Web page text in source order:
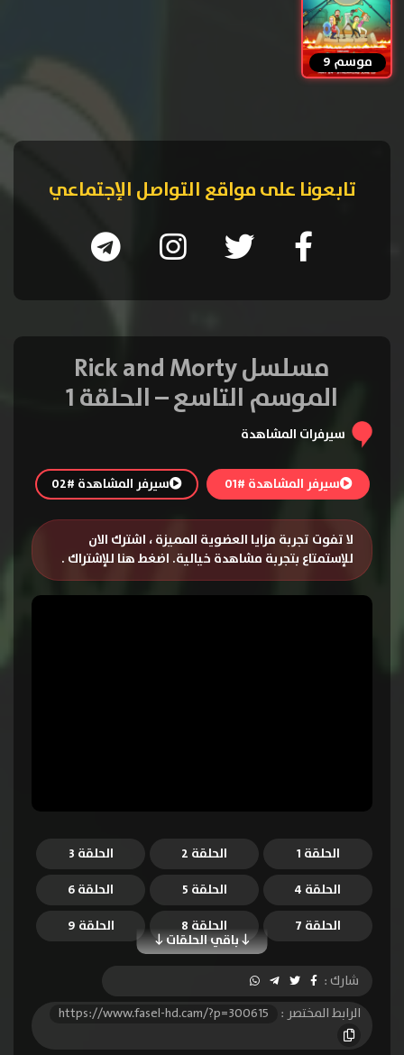
موسم 9
تابعونا على مواقع التواصل الإجتماعي
مسلسل Rick and Morty
الموسم التاسع – الحلقة 1
سيرفرات المشاهدة
سيرفر المشاهدة #01 سيرفر المشاهدة #02
لا تفوت تجربة مزايا العضوية المميزة ، اشترك الان
للإستمتاع بتجربة مشاهدة خيالية. اضغط هنا للإشتراك .
الحلقة 1 الحلقة 2
الحلقة 3
الحلقة 4
الحلقة 5 الحلقة 6
باقي الحلقات
الحلقة 7 الحلقة 8
الحلقة 9
شارك :
الرابط المختصر :
https://www.fasel-hd.cam/?p=300615